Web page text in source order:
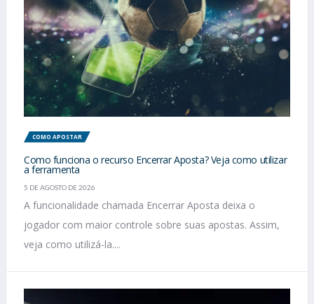
COMO APOSTAR
Como funciona o recurso Encerrar Aposta? Veja como utilizar
a ferramenta
5 DE AGOSTO DE 2026
A funcionalidade chamada Encerrar Aposta deixa o
jogador com maior controle sobre suas apostas. Assim,
veja como utilizá-la....